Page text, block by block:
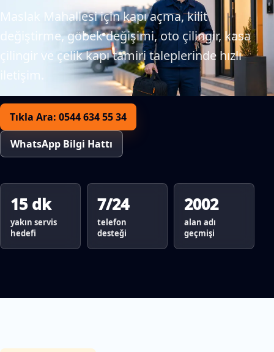
Maslak Mahallesi için kapı açma, kilit
değiştirme, göbek değişimi, oto çilingir, kasa
çilingir ve çelik kapı tamiri taleplerinde hızlı
iletişim.
Tıkla Ara: 0544 634 55 34
WhatsApp Bilgi Hattı
15 dk
yakın servis
hedefi
7/24
telefon
desteği
2002
alan adı
geçmişi